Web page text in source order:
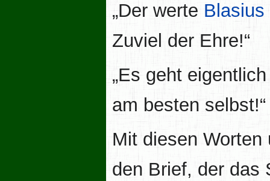
„Der werte
Zuviel der Ehre!“
„Es geht
am besten selbst!“
Mit diesen
den Brief, der das